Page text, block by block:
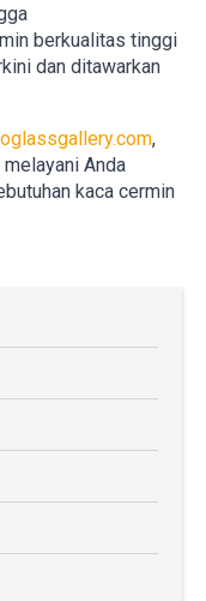
berkualitas tinggi
dan ditawarkan
,
Anda
kaca cermin